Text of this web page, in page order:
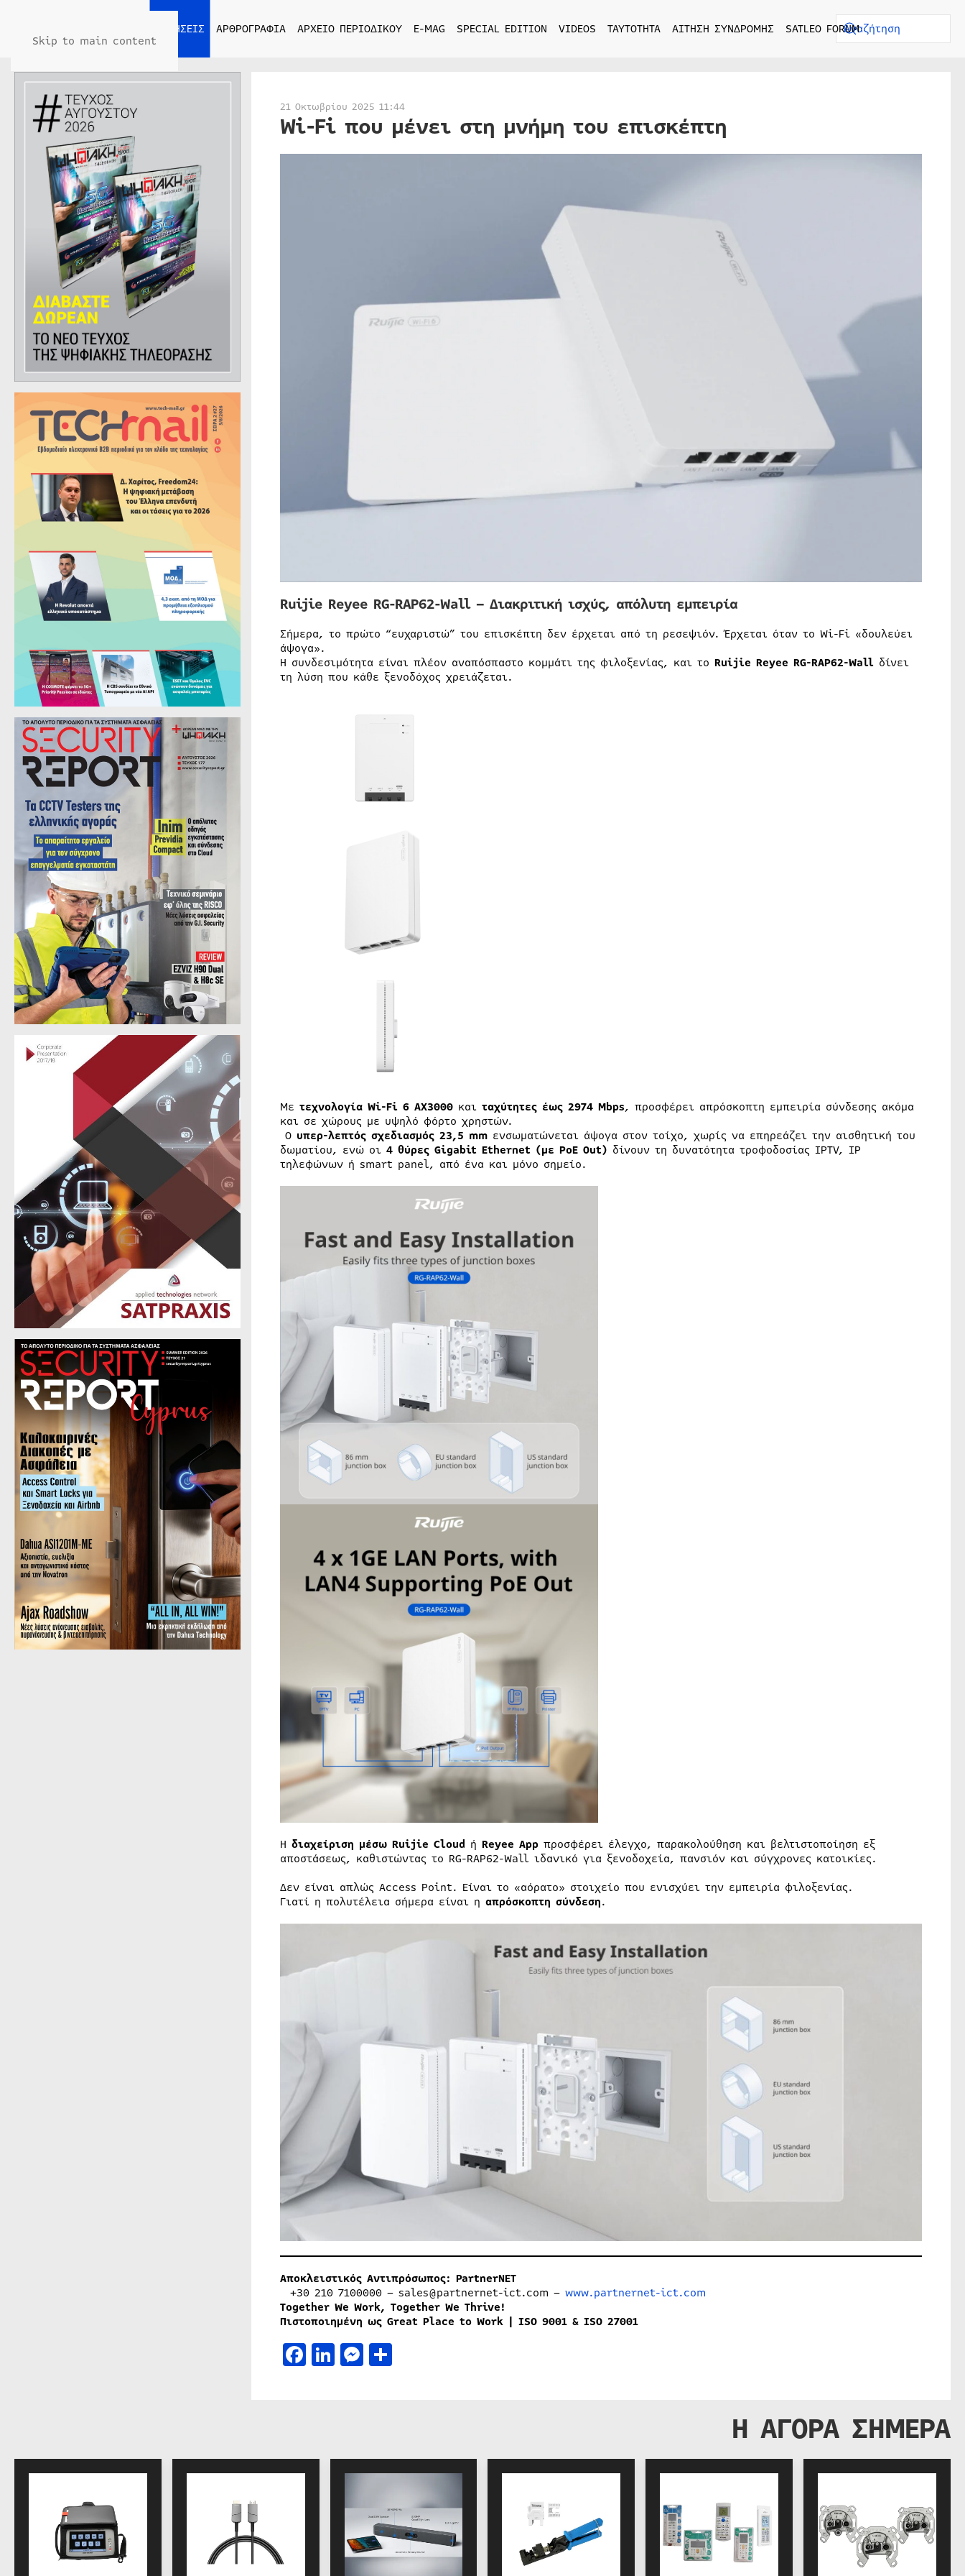
Skip to main content
ΕΙΔΗΣΕΙΣ ΑΡΘΡΟΓΡΑΦΙΑ ΑΡΧΕΙΟ ΠΕΡΙΟΔΙΚΟΥ E-MAG SPECIAL EDITION VIDEOS ΤΑΥΤΟΤΗΤΑ ΑΙΤΗΣΗ ΣΥΝΔΡΟΜΗΣ SATLEO FORUM
21 Οκτωβρίου 2025 11:44
Wi-Fi που μένει στη μνήμη του επισκέπτη
Ruijie Reyee RG-RAP62-Wall – Διακριτική ισχύς, απόλυτη εμπειρία
Σήμερα, το πρώτο “ευχαριστώ” του επισκέπτη δεν έρχεται από τη ρεσεψιόν. Έρχεται όταν το Wi-Fi «δουλεύει
άψογα».
Η συνδεσιμότητα είναι πλέον αναπόσπαστο κομμάτι της φιλοξενίας, και το Ruijie Reyee RG-RAP62-Wallδίνει
τη λύση που κάθε ξενοδόχος χρειάζεται.
Με τεχνολογία Wi-Fi 6 AX3000και ταχύτητες έως 2974 Mbps, προσφέρει απρόσκοπτη εμπειρία σύνδεσης ακόμα
και σε χώρους με υψηλό φόρτο χρηστών.
Ο υπερ-λεπτός σχεδιασμός 23,5 mmενσωματώνεται άψογα στον τοίχο, χωρίς να επηρεάζει την αισθητική του
δωματίου, ενώ οι 4 θύρες Gigabit Ethernet (με PoE Out) δίνουν τη δυνατότητα τροφοδοσίας IPTV, IP
τηλεφώνων ή smart panel, από ένα και μόνο σημείο.
Η διαχείριση μέσω Ruijie Cloud ή Reyee Appπροσφέρει έλεγχο, παρακολούθηση και βελτιστοποίηση εξ
αποστάσεως, καθιστώντας το RG-RAP62-Wall ιδανικό για ξενοδοχεία, πανσιόν και σύγχρονες κατοικίες.
Δεν είναι απλώς Access Point. Είναι το «αόρατο» στοιχείο που ενισχύει την εμπειρία φιλοξενίας.
Γιατί η πολυτέλεια σήμερα είναι η απρόσκοπτη σύνδεση.
Αποκλειστικός Αντιπρόσωπος: PartnerNET
+30 210 7100000 – sales@partnernet-ict.com – www.partnernet-ict.com
Together We Work, Together We Thrive!
Πιστοποιημένη ως Great Place to Work | ISO 9001 & ISO 27001
Facebook
LinkedIn
Messenger
Μοιραστείτε
Η ΑΓΟΡΑ ΣΗΜΕΡΑ